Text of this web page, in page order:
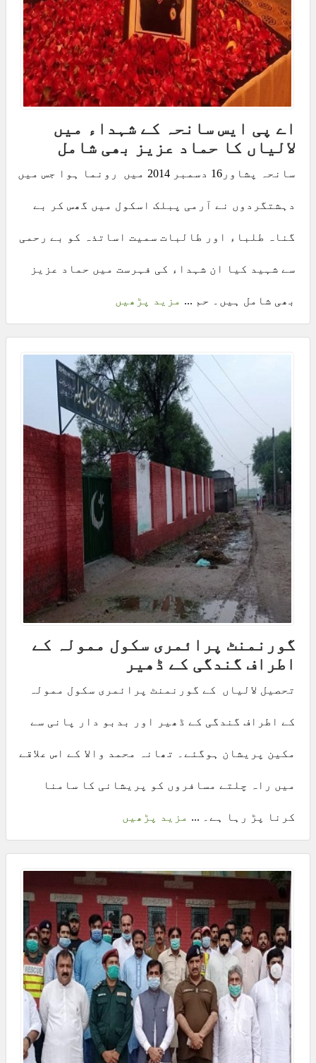
اے پی ایس سانحہ کے شہداء میں
لالیاں کا حماد عزیز بھی شامل
سانحہ پشاور16 دسمبر 2014 میں رونما ہوا جس میں
دہشتگردوں نے آرمی پبلک اسکول میں گھس کر بے
گناہ طلباء اور طالبات سمیت اساتذہ کو بے رحمی
سے شہید کیا ان شہداء کی فہرست میں حماد عزیز
بھی شامل ہیں۔ حم ... مزید پڑھیں
گورنمنٹ پرائمری سکول ممولہ کے
اطراف گندگی کے ڈھیر
تحصیل لالیاں کے گورنمنٹ پرائمری سکول ممولہ
کے اطراف گندگی کے ڈھیر اور بدبو دار پانی سے
مکین پریشان ہوگئے۔ تھانہ محمد والا کے اس علاقے
میں راہ چلتے مسافروں کو پریشانی کا سامنا
کرنا پڑ رہا ہے۔ ... مزید پڑھیں